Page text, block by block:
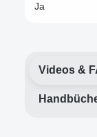
Ja
Videos &